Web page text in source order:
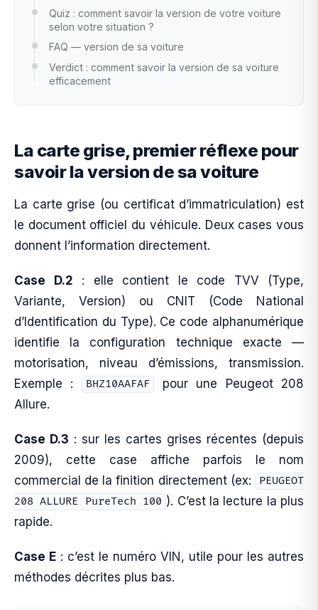
Quiz : comment savoir la version de votre voiture
selon votre situation ?
FAQ — version de sa voiture
Verdict : comment savoir la version de sa voiture
efficacement
La carte grise, premier réflexe pour
savoir la version de sa voiture
La carte grise (ou certificat d’immatriculation) est
le document officiel du véhicule. Deux cases vous
donnent l’information directement.
Case D.2 : elle contient le code TVV (Type,
Variante, Version) ou CNIT (Code National
d’Identification du Type). Ce code alphanumérique
identifie la configuration technique exacte —
motorisation, niveau d’émissions, transmission.
Exemple :
BHZ10AAFAF
pour une Peugeot 208
Allure.
Case D.3 : sur les cartes grises récentes (depuis
2009), cette case affiche parfois le nom
commercial de la finition directement (ex:
PEUGEOT
208 ALLURE PureTech 100 ). C’est la lecture la plus
rapide.
Case E : c’est le numéro VIN, utile pour les autres
méthodes décrites plus bas.